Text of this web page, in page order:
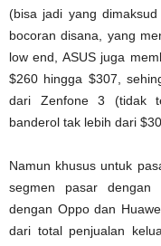
(bisa jadi yang
bocoran disana, yang
low end, ASUS juga
$260 hingga $307,
dari Zenfone 3 (tidak
banderol tak lebih dari
Namun khusus untuk
segmen pasar dengan
dengan Oppo dan
dari total penjualan